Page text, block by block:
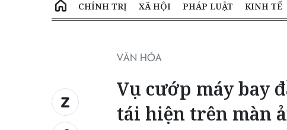
CHÍNH TRỊ XÃ HỘI PHÁP LUẬT KINH TẾ
VĂN HÓA
Vụ cướp máy bay
tái hiện trên màn